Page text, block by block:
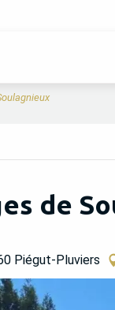
de
Piégut-Pluviers